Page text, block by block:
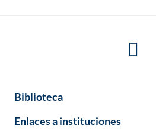
Biblioteca
Enlaces a instituciones